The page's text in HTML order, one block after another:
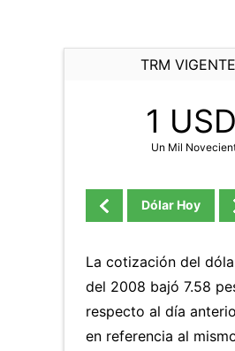
TRM
1
Un Mil
Dólar Hoy
La cotización del
del 2008 bajó 7.58
respecto al día
en referencia al